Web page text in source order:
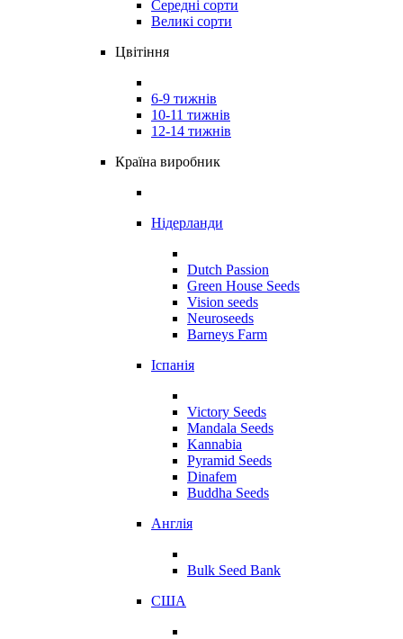
Середні сорти
Великі сорти
Цвітіння
6-9 тижнів
10-11 тижнів
12-14 тижнів
Країна виробник
Нідерланди
Dutch Passion
Green House Seeds
Vision seeds
Neuroseeds
Barneys Farm
Іспанія
Victory Seeds
Mandala Seeds
Kannabia
Pyramid Seeds
Dinafem
Buddha Seeds
Англія
Bulk Seed Bank
США